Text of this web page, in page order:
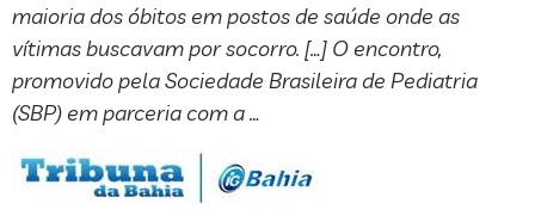
maioria dos óbitos em postos de saúde onde as
vítimas buscavam por socorro. […] O encontro,
promovido pela Sociedade Brasileira de Pediatria
(SBP) em parceria com a …